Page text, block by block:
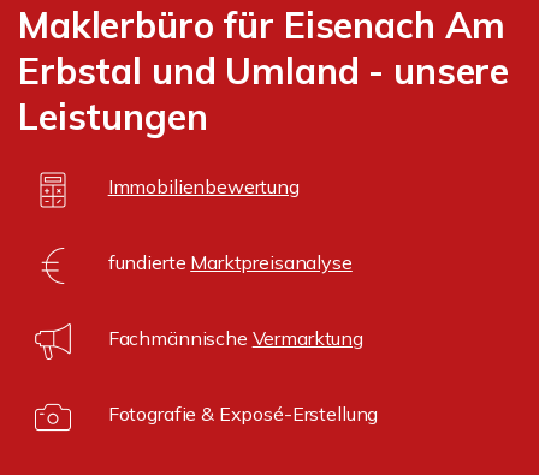
Maklerbüro für Eisenach Am
Erbstal und Umland - unsere
Leistungen
Immobilienbewertung
fundierte Marktpreisanalyse
Fachmännische Vermarktung
Fotografie & Exposé-Erstellung